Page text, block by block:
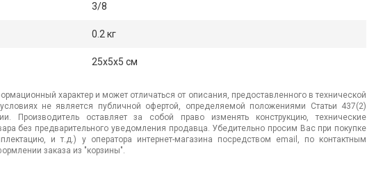
3/8
0.2 кг
25x5x5 см
характер и может отличаться от описания, предоставленного в технической
не является публичной офертой, определяемой положениями Статьи 437(2)
Производитель оставляет за собой право изменять конструкцию, технические
без предварительного уведомления продавца. Убедительно просим Вас при покупке
и т.д.) у оператора интернет-магазина посредством email, по контактным
заказа из "корзины".